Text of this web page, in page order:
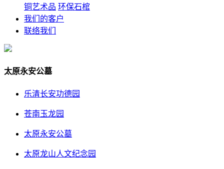
铜艺术品 环保石棺
我们的客户
联络我们
太原永安公墓
乐清长安功德园
苍南玉龙园
太原永安公墓
太原龙山人文纪念园